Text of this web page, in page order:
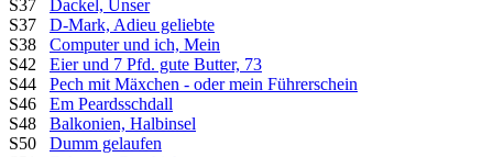
S37 Dackel, Unser
S37 D-Mark, Adieu geliebte
S38 Computer und ich, Mein
S42 Eier und 7 Pfd. gute Butter, 73
S44 Pech mit Mäxchen - oder mein Führerschein
S46 Em Peardsschdall
S48 Balkonien, Halbinsel
S50 Dumm gelaufen